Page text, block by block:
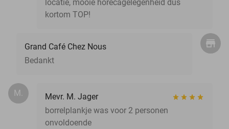
locatie, mooie horecagelegenheid dus
kortom TOP!
Grand Café Chez Nous
Bedankt
M.
Mevr. M. Jager
borrelplankje was voor 2 personen
onvoldoende